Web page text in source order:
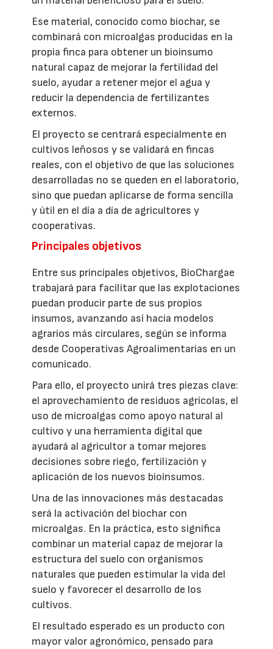
Ese material, conocido como biochar, se
combinará con microalgas producidas en la
propia finca para obtener un bioinsumo
natural capaz de mejorar la fertilidad del
suelo, ayudar a retener mejor el agua y
reducir la dependencia de fertilizantes
externos.
El proyecto se centrará especialmente en
cultivos leñosos y se validará en fincas
reales, con el objetivo de que las soluciones
desarrolladas no se queden en el laboratorio,
sino que puedan aplicarse de forma sencilla
y útil en el día a día de agricultores y
cooperativas.
Principales objetivos
Entre sus principales objetivos, BioChargae
trabajará para facilitar que las explotaciones
puedan producir parte de sus propios
insumos, avanzando así hacia modelos
agrarios más circulares, según se informa
desde Cooperativas Agroalimentarias en un
comunicado.
Para ello, el proyecto unirá tres piezas clave:
el aprovechamiento de residuos agrícolas, el
uso de microalgas como apoyo natural al
cultivo y una herramienta digital que
ayudará al agricultor a tomar mejores
decisiones sobre riego, fertilización y
aplicación de los nuevos bioinsumos.
Una de las innovaciones más destacadas
será la activación del biochar con
microalgas. En la práctica, esto significa
combinar un material capaz de mejorar la
estructura del suelo con organismos
naturales que pueden estimular la vida del
suelo y favorecer el desarrollo de los
cultivos.
El resultado esperado es un producto con
mayor valor agronómico, pensado para